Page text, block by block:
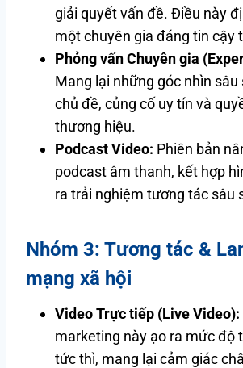
giải quyết vấn đề. Điều này
một chuyên gia đáng tin cậy
Phỏng vấn Chuyên gia
Mang lại những góc nhìn sâu
chủ đề, củng cố uy tín và
thương hiệu.
Podcast Video: Phiên bản
podcast âm thanh, kết hợp
ra trải nghiệm tương tác sâu
Nhóm 3: Tương tác &
mạng xã hội
Video Trực tiếp (Live Video):
marketing này ạo ra mức độ
tức thì, mang lại cảm giác